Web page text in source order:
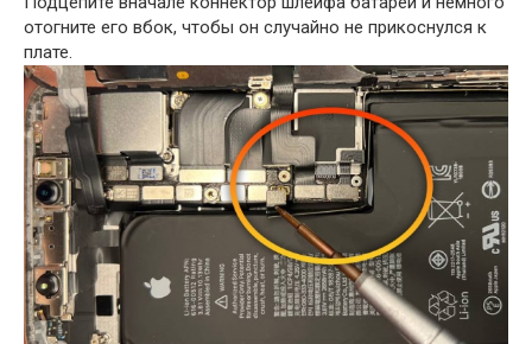
отогните его вбок, чтобы он случайно не прикоснулся к
плате.